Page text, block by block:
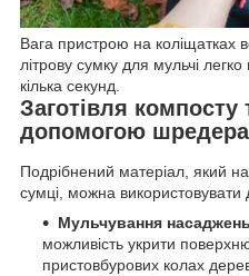
Вага пристрою на коліщатках
літрову сумку для мульчі
кілька секунд.
Заготівля компосту
допомогою
Подрібнений матеріал, який
сумці, можна використовувати
Мульчування
можливість укрити
пристовбурових колах